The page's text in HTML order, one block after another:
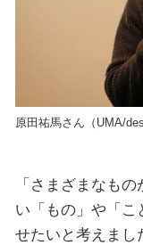
原田祐馬さん（UMA/
「さまざまなも
い「もの」や「こ
せたいと考えまし